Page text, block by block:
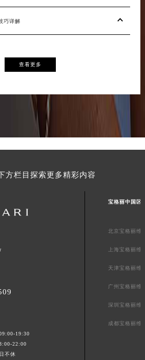
巧详解
查看更多
方栏目探索更多精彩内容
19:30
22:00
不休
宝格丽中国区
北京宝格丽维
上海宝格丽维
天津宝格丽维
广州宝格丽维
深圳宝格丽维
成都宝格丽维